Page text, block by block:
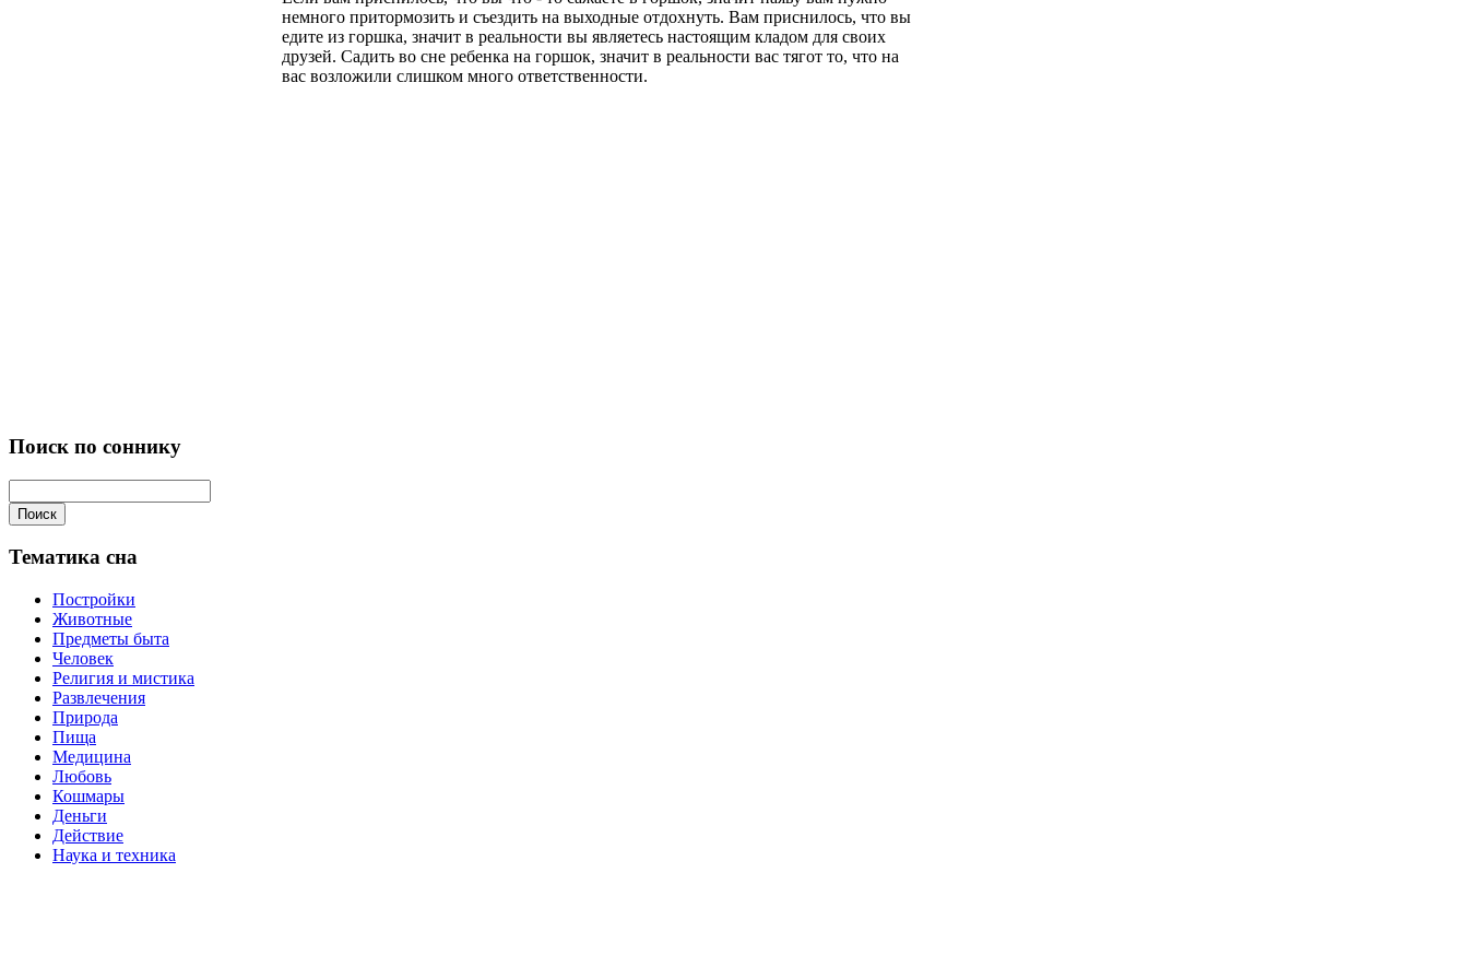
немного притормозить и съездить на выходные отдохнуть. Вам приснилось, что вы
едите из горшка, значит в реальности вы являетесь настоящим кладом для своих
друзей. Садить во сне ребенка на горшок, значит в реальности вас тягот то, что на
вас возложили слишком много ответственности.
Поиск по соннику
Поиск
Тематика сна
Постройки
Животные
Предметы быта
Человек
Религия и мистика
Развлечения
Природа
Пища
Медицина
Любовь
Кошмары
Деньги
Действие
Наука и техника